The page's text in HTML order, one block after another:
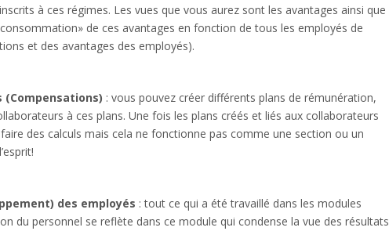
à ces régimes. Les vues que vous aurez sont les avantages ainsi que
de ces avantages en fonction de tous les employés de
et des avantages des employés).
(Compensations) : vous pouvez créer différents plans de rémunération,
à ces plans. Une fois les plans créés et liés aux collaborateurs
des calculs mais cela ne fonctionne pas comme une section ou un
des employés : tout ce qui a été travaillé dans les modules
du personnel se reflète dans ce module qui condense la vue des résultats